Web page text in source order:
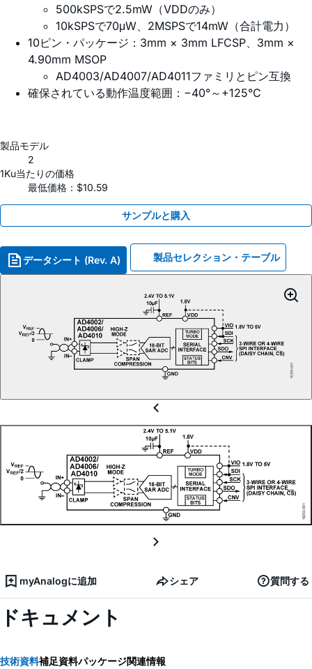
500kSPSで2.5mW（VDDのみ）
10kSPSで70μW、2MSPSで14mW（合計電力）
10ピン・パッケージ：3mm × 3mm LFCSP、3mm ×
4.90mm MSOP
AD4003/AD4007/AD4011ファミリとピン互換
確保されている動作温度範囲：−40°～+125°C
製品モデル
2
1Ku当たりの価格
最低価格：$10.59
サンプルと購入
データシート (Rev. A) 製品セレクション・テーブル
myAnalogに追加 シェア 質問する
ドキュメント
技術資料補足資料パッケージ関連情報